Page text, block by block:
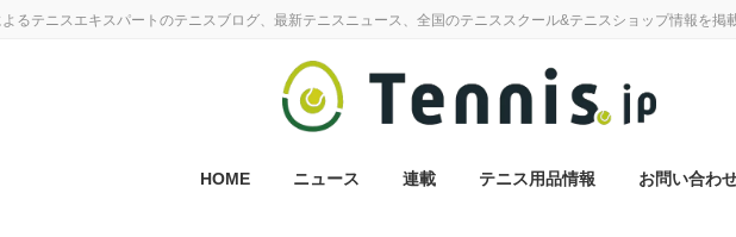
るテニスエキスパートのテニスブログ、最新テニスニュース、全国のテニススクール&テニスショップ情報を掲
HOME ニュース 連載 テニス用品情報 お問い合わ